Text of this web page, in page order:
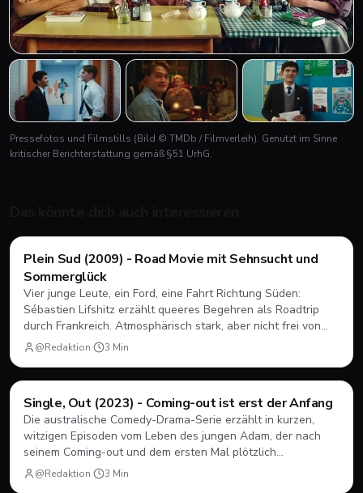
+1
Pressefotos und Filmstills (Bild © TMDb / Filmverleih). Genutzt im Sinne
kritischer Berichterstattung gemäß §51 UrhG.
Filme & Serien
Plein Sud (2009) - Road Movie mit Sehnsucht und
Sommerglück
Vier junge Leute, ein Ford, eine Fahrt Richtung Süden:
Sébastien Lifshitz erzählt queeres Begehren als Roadtrip
durch Frankreich. Atmosphärisch stark, aber nicht frei von
Längen.
@Redaktion· 3 Min
Filme & Serien
Single, Out (2023) - Coming-out ist erst der Anfang
Die australische Comedy-Drama-Serie erzählt in kurzen,
witzigen Episoden vom Leben des jungen Adam, der nach
seinem Coming-out und dem ersten Mal plötzlich
herausfinden muss, wie Dating, Freundschaft und Familie
unter neuen Vorzeichen funktionieren.
@Redaktion· 3 Min